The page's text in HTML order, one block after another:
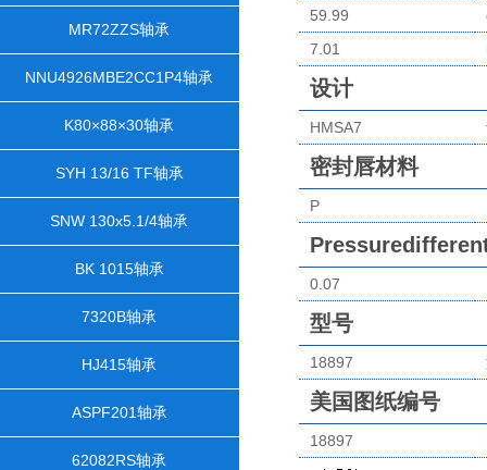
MR72ZZS轴承
NNU4926MBE2CC1P4轴承
K80×88×30轴承
SYH 13/16 TF轴承
SNW 130x5.1/4轴承
BK 1015轴承
7320B轴承
HJ415轴承
ASPF201轴承
62082RS轴承
59.99
7.01
设计
HMSA7
密封唇材料
P
0.07
型号
18897
美国图纸编号
18897